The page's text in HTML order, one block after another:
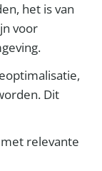
het is van
voor
Dit
relevante